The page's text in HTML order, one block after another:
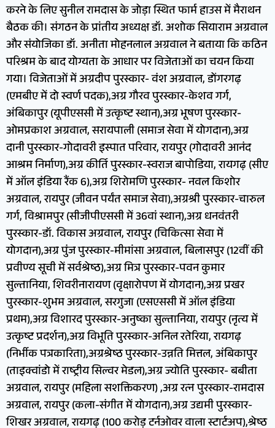
करने के लिए सुनील रामदास के जोड़ा स्थित फार्म हाउस में मैराथन
बैठक की। संगठन के प्रांतीय अध्यक्ष डॉ. अशोक सियाराम अग्रवाल
और संयोजिका डॉ. अनीता मोहनलाल अग्रवाल ने बताया कि कठिन
परिश्रम के बाद योग्यता के आधार पर विजेताओं का चयन किया
गया। विजेताओं में अग्रदीप पुरस्कार- वंश अग्रवाल, डोंगरगढ़
(एमबीए में दो स्वर्ण पदक),अग्र गौरव पुरस्कार-केशव गर्ग,
अंबिकापुर (यूपीएससी में उत्कृष्ट स्थान),अग्र भूषण पुरस्कार-
ओमप्रकाश अग्रवाल, सरायपाली (समाज सेवा में योगदान),अग्र
दानी पुरस्कार-गोदावरी इस्पात परिवार, रायपुर (गोदावरी आनंद
आश्रम निर्माण),अग्र कीर्ति पुरस्कार-स्वराज बापोडिया, रायगढ़ (सीए
में ऑल इंडिया रैंक 6),अग्र शिरोमणि पुरस्कार- नवल किशोर
अग्रवाल, रायपुर (जीवन पर्यंत समाज सेवा),अग्रश्री पुरस्कार-चारुल
गर्ग, विश्रामपुर (सीजीपीएससी में 36वां स्थान),अग्र धनवंतरी
पुरस्कार-डॉ. विकास अग्रवाल, रायपुर (चिकित्सा सेवा में
योगदान),अग्र पुंज पुरस्कार-मीमांसा अग्रवाल, बिलासपुर (12वीं की
प्रवीण्य सूची में सर्वश्रेष्ठ),अग्र मित्र पुरस्कार-पवन कुमार
सुल्तानिया, शिवरीनारायण (वृक्षारोपण में योगदान),अग्र प्रखर
पुरस्कार-शुभम अग्रवाल, सरगुजा (एसएससी में ऑल इंडिया
प्रथम),अग्र विशारद पुरस्कार-अनुष्का सुल्तानिया, रायपुर (नृत्य में
उत्कृष्ट प्रदर्शन),अग्र विभूति पुरस्कार-अनिल रतेरिया, रायगढ़
(निर्भीक पत्रकारिता),अग्रश्रेष्ठ पुरस्कार-उन्नति मित्तल, अंबिकापुर
(ताइक्वांडो में राष्ट्रीय सिल्वर मेडल),अग्र ज्योति पुरस्कार- बबीता
अग्रवाल, रायपुर (महिला सशक्तिकरण) ,अग्र रत्न पुरस्कार-रामदास
अग्रवाल, रायपुर (कला-संगीत में योगदान),अग्र उद्यमी पुरस्कार-
शिखर अग्रवाल, रायगढ़ (100 करोड़ टर्नओवर वाला स्टार्टअप),श्रेष्ठ